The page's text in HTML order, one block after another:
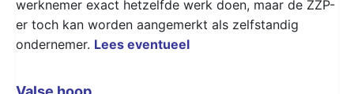
werknemer exact hetzelfde werk doen, maar de ZZP-
er toch kan worden aangemerkt als zelfstandig
ondernemer. Lees eventueel